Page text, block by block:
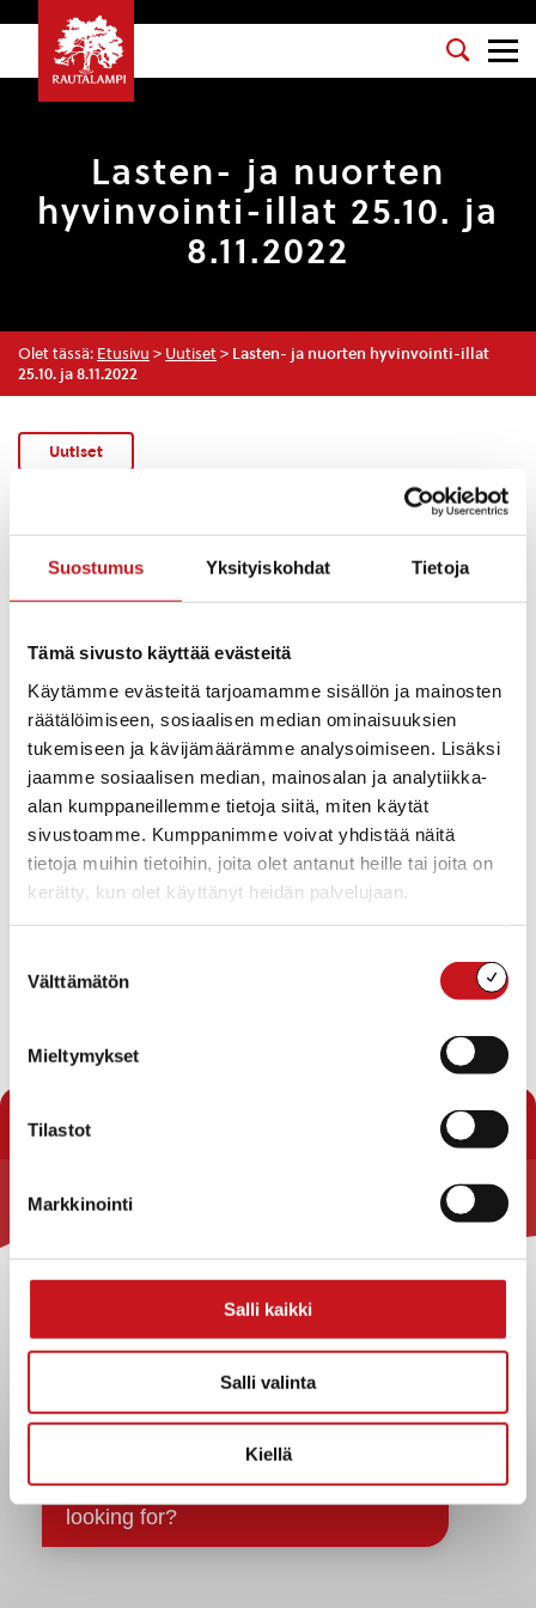
Suostumus Yksityiskohdat Tietoja
Tämä sivusto käyttää evästeitä
Käytämme evästeitä tarjoamamme sisällön ja mainosten
räätälöimiseen, sosiaalisen median ominaisuuksien
tukemiseen ja kävijämäärämme analysoimiseen. Lisäksi
jaamme sosiaalisen median, mainosalan ja analytiikka-
alan kumppaneillemme tietoja siitä, miten käytät
sivustoamme. Kumppanimme voivat yhdistää näitä
tietoja muihin tietoihin, joita olet antanut heille tai joita on
kerätty, kun olet käyttänyt heidän palvelujaan.
valinta
Välttämätön
Mieltymykset
Tilastot
Markkinointi
Salli kaikki
Salli valinta
Kiellä
Lasten- ja nuorten
hyvinvointi-illat 25.10. ja
8.11.2022
Olet tässä: Etusivu > Uutiset > Lasten- ja nuorten hyvinvointi-illat
25.10. ja 8.11.2022
Uutiset
Lämpimästi tervetuloa päättäjät, huoltajat,
toimihenkilöt ja kaikki asiasta kiinnostuneet.
Ei ennakkoilmoittautumista. Tapahtuma on maksuton.
Yhteystiedot
Strategiat, ohjelmat, ohjeet, suunnitelmat, säännöt ja
sopimukset
Asiakirjajulkisuuskuvaus
Evästeet
Tietosuoja
Tietosuojaselosteet